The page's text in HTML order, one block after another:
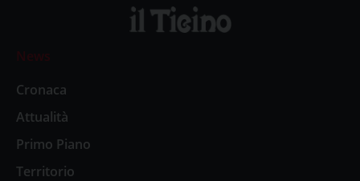
News
Cronaca
Attualità
Primo Piano
Territorio